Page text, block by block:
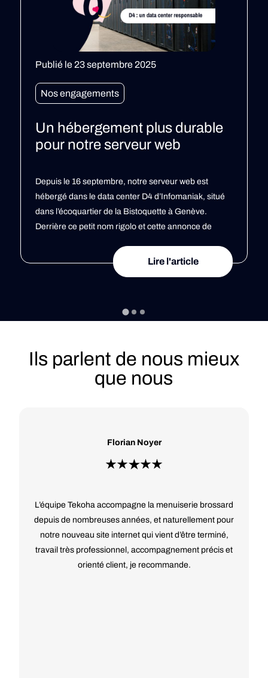
Publié le 23 septembre 2025
Nos engagements
Un hébergement plus durable
pour notre serveur web
Depuis le 16 septembre, notre serveur web est
hébergé dans le data center D4 d’Infomaniak, situé
dans l’écoquartier de la Bistoquette à Genève.
Derrière ce petit nom rigolo et cette annonce de
n’est pas un simple changement technique : D4 est
l’un des data centers les plus […]
Lire l'article
Ils parlent de nous mieux
que nous
Florian Noyer
L’équipe Tekoha accompagne la menuiserie brossard
depuis de nombreuses années, et naturellement pour
notre nouveau site internet qui vient d’être terminé,
travail très professionnel, accompagnement précis et
orienté client, je recommande.